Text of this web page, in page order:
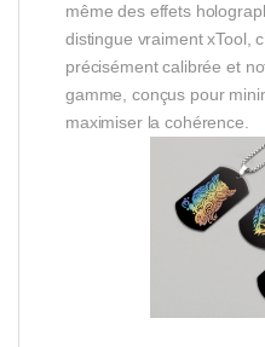
même des effets
distingue vraiment xTool,
précisément calibrée et
gamme, conçus pour
maximiser la cohérence.